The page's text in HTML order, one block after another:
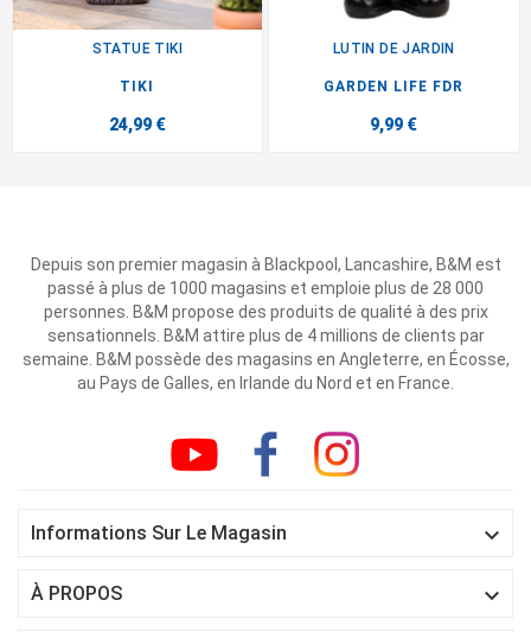
STATUE TIKI
TIKI
24,99 €
LUTIN DE JARDIN
GARDEN LIFE FDR
9,99 €
Depuis son premier magasin à Blackpool, Lancashire, B&M est
passé à plus de 1000 magasins et emploie plus de 28 000
personnes. B&M propose des produits de qualité à des prix
sensationnels. B&M attire plus de 4 millions de clients par
semaine. B&M possède des magasins en Angleterre, en Écosse,
au Pays de Galles, en Irlande du Nord et en France.
Informations Sur Le Magasin 
À PROPOS 